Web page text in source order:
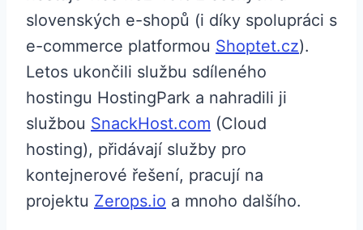
slovenských e-shopů (i díky spolupráci s
e-commerce platformou Shoptet.cz).
Letos ukončili službu sdíleného
hostingu HostingPark a nahradili ji
službou SnackHost.com (Cloud
hosting), přidávají služby pro
kontejnerové řešení, pracují na
projektu Zerops.io a mnoho dalšího.